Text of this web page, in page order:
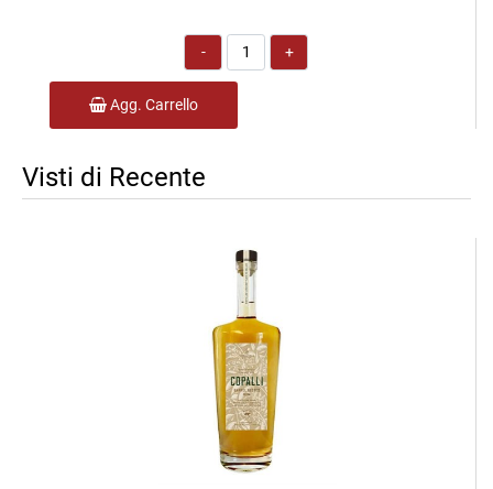
Quantità
Agg. Carrello
Visti di Recente